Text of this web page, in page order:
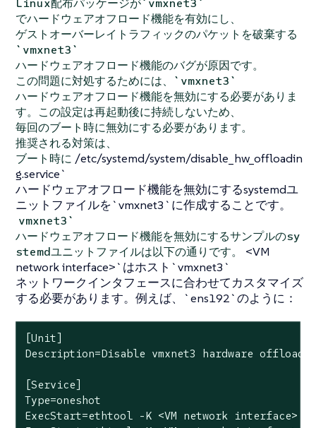
Linux配布パッケージが`vmxnet3`
でハードウェアオフロード機能を有効にし、
ゲストオーバーレイトラフィックのパケットを破棄する
`vmxnet3`
ハードウェアオフロード機能のバグが原因です。
この問題に対処するためには、`vmxnet3`
ハードウェアオフロード機能を無効にする必要がありま
す。この設定は再起動後に持続しないため、
毎回のブート時に無効にする必要があります。
推奨される対策は、
ブート時に /etc/systemd/system/disable_hw_offloadin
g.service`
ハードウェアオフロード機能を無効にするsystemdユ
ニットファイルを`vmxnet3`に作成することです。
vmxnet3`
ハードウェアオフロード機能を無効にするサンプルのsy
stemdユニットファイルは以下の通りです。
<VM
network interface>`はホスト`vmxnet3`
ネットワークインタフェースに合わせてカスタマイズ
する必要があります。例えば、`ens192`のように：
[Unit]
Description=Disable vmxnet3 hardware
[Service]
Type=oneshot
ExecStart=ethtool -K <VM network interface>